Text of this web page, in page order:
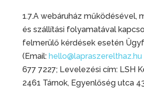
1.7.A webáruház működésével,
és szállítási folyamatával
felmerülő kérdések esetén
(Email: hello@lapraszerelthaz.hu
677 7227; Levelezési cím: LSH
2461 Tárnok, Egyenlőség utca